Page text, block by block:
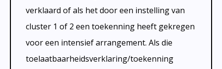
verklaard of als het door een instelling van
cluster 1 of 2 een toekenning heeft gekregen
voor een intensief arrangement. Als die
toelaatbaarheidsverklaring/toekenning